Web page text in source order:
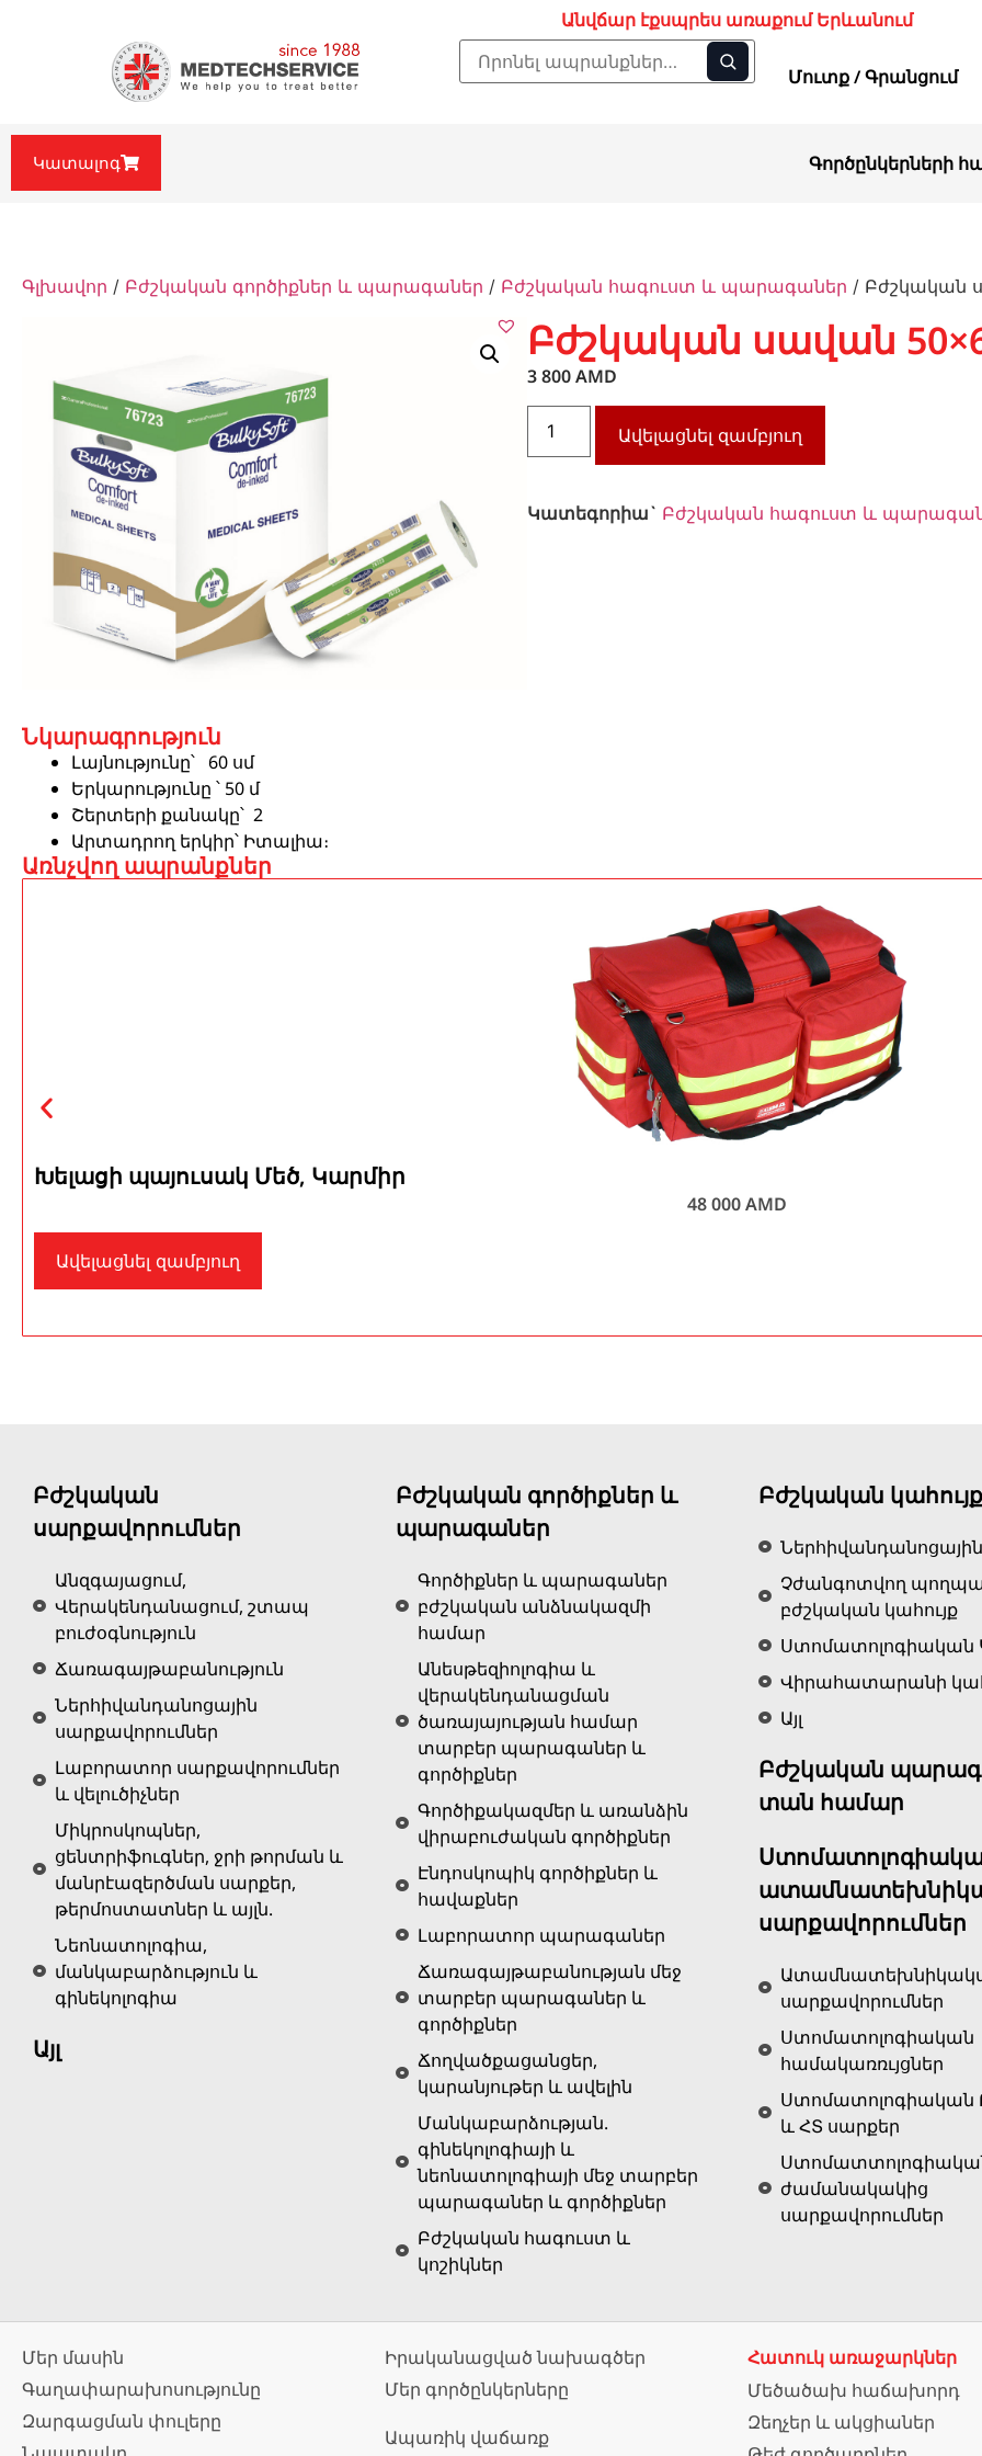
Անվճար էքսպրես առաքում Երևանում
Մուտք / Գրանցում
Կատալոգ Գործընկերների
Գլխավոր / Բժշկական գործիքներ և պարագաներ / Բժշկական հագուստ և պարագաներ / Բժշկական
Բժշկական սավան
3 800AMD
Ավելացնել զամբյուղ
Կատեգորիա` Բժշկական հագուստ և
Նկարագրություն
Լայնությունը՝ 60 սմ
Երկարությունը ՝ 50 մ
Շերտերի քանակը՝ 2
Արտադրող երկիր՝ Իտալիա։
Առնչվող ապրանքներ
Խելացի պայուսակ Մեծ, Կարմիր
48 000AMD
Ավելացնել զամբյուղ
Բժշկական
սարքավորումներ
Անզգայացում,
Վերակենդանացում, շտապ
բուժօգնություն
Ճառագայթաբանություն
Ներհիվանդանոցային
սարքավորումներ
Լաբորատոր սարքավորումներ
և վելուծիչներ
Միկրոսկոպներ,
ցենտրիֆուգներ, ջրի թորման և
մանրէազերծման սարքեր,
թերմոստատներ և այլն.
Նեոնատոլոգիա,
մանկաբարձություն և
գինեկոլոգիա
Այլ
Բժշկական գործիքներ և
պարագաներ
Գործիքներ և պարագաներ
բժշկական անձնակազմի
համար
Անեսթեզիոլոգիա և
վերակենդանացման
ծառայայության համար
տարբեր պարագաներ և
գործիքներ
Գործիքակազմեր և առանձին
վիրաբուժական գործիքներ
Էնդոսկոպիկ գործիքներ և
հավաքներ
Լաբորատոր պարագաներ
Ճառագայթաբանության մեջ
տարբեր պարագաներ և
գործիքներ
Ճողվածքացանցեր,
կարանյութեր և ավելին
Մանկաբարձության.
գինեկոլոգիայի և
նեոնատոլոգիայի մեջ տարբեր
պարագաներ և գործիքներ
Բժշկական հագուստ և
կոշիկներ
Բժշկական կահույք
Չժանգոտվող
բժշկական կահույք
Ստոմատոլոգիական
Վիրահատարանի
Այլ
Բժշկական
տան համար
սարքավորումներ
սարքավորումներ
Ստոմատոլոգիական
համակառռւյցներ
Ստոմատոլոգիական
և ՀՏ սարքեր
ժամանակակից
սարքավորումներ
Մեր մասին
Գաղափարախոսությունը
Զարգացման փուլերը
Իրականացված նախագծեր
Մեր գործընկերները
Ապառիկ վաճառք
Հատուկ առաջարկներ
Մեծածախ հաճախորդ
Զեղչեր և ակցիաներ
20,000 դրամ և ավելի գնումների դեպքում